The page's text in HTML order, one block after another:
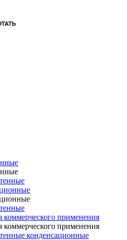
коммерческого применения
коммерческого применения
конденсационные